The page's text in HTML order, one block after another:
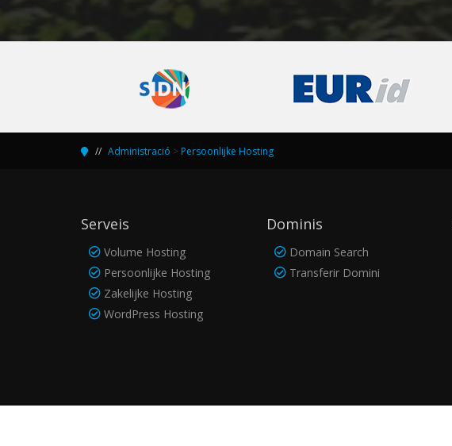
Administració > Persoonlijke Hosting
Serveis
Volume Hosting
Persoonlijke Hosting
Zakelijke Hosting
WordPress Hosting
Dominis
Domain Search
Transferir Domini